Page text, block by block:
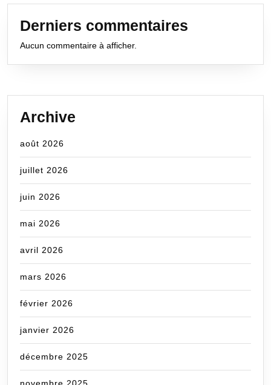
Derniers commentaires
Aucun commentaire à afficher.
Archive
août 2026
juillet 2026
juin 2026
mai 2026
avril 2026
mars 2026
février 2026
janvier 2026
décembre 2025